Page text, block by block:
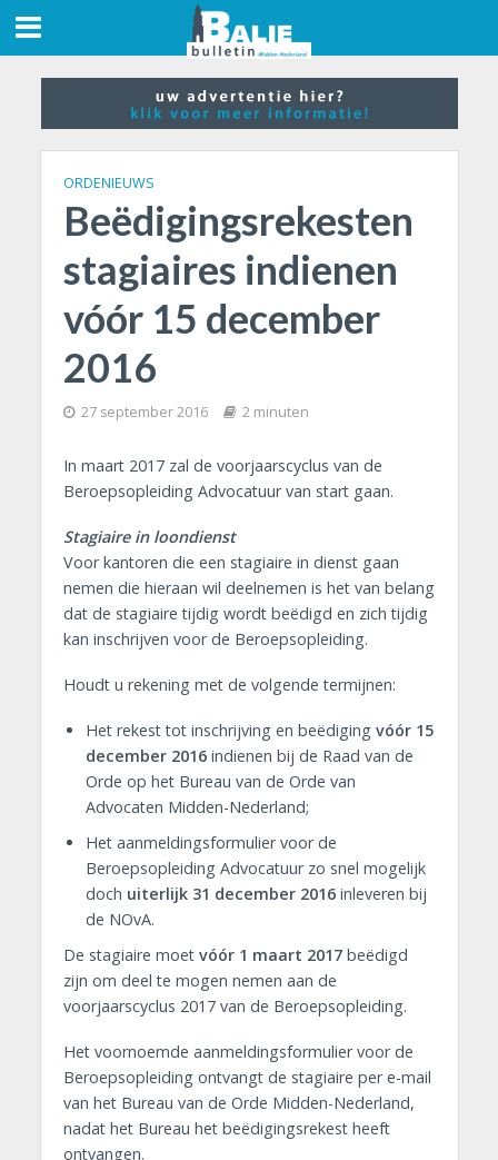
ORDENIEUWS
Beëdigingsrekesten
stagiaires indienen
vóór 15 december
2016
27 september 2016 2 minuten
In maart 2017 zal de voorjaarscyclus van de
Beroepsopleiding Advocatuur van start gaan.
Stagiaire in loondienst
Voor kantoren die een stagiaire in dienst gaan
nemen die hieraan wil deelnemen is het van belang
dat de stagiaire tijdig wordt beëdigd en zich tijdig
kan inschrijven voor de Beroepsopleiding.
Houdt u rekening met de volgende termijnen:
Het rekest tot inschrijving en beëdiging vóór 15
december 2016 indienen bij de Raad van de
Orde op het Bureau van de Orde van
Advocaten Midden-Nederland;
Het aanmeldingsformulier voor de
Beroepsopleiding Advocatuur zo snel mogelijk
doch uiterlijk 31 december 2016 inleveren bij
de NOvA.
De stagiaire moet vóór 1 maart 2017 beëdigd
zijn om deel te mogen nemen aan de
voorjaarscyclus 2017 van de Beroepsopleiding.
Het voornoemde aanmeldingsformulier voor de
Beroepsopleiding ontvangt de stagiaire per e-mail
van het Bureau van de Orde Midden-Nederland,
nadat het Bureau het beëdigingsrekest heeft
ontvangen.